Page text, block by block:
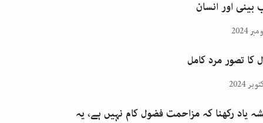
بینی اور انسان
کا تصور مرد کامل
یاد رکھنا کہ مزاحمت فضول کام نہیں ہے، یہ